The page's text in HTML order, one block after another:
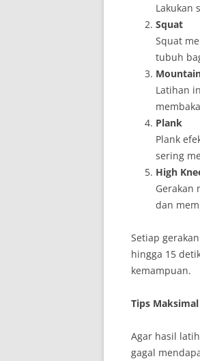
Lakukan
Squat
Squat
tubuh
Latihan
Plank
Plank
sering
High
Gerakan
dan
Setiap
hingga 15
kemampuan.
Tips
Agar hasil
gagal